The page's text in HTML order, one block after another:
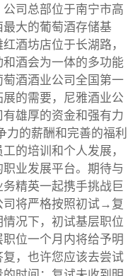
司总部位于南宁市高
大的葡萄酒存储基
酒坊店位于长湖路，
酒会为一体的多功能
酒酒业公司全国第一
的需要，尼雅酒业公
雄厚的资金和强有力
力的薪酬和完善的福利
的培训和个人发展，
业发展平台。期待与
精英一起携手挑战巨
司将严格按照初试→复
况下，初试基层职位
位一个月内将给予明
，也许您应该去尝试